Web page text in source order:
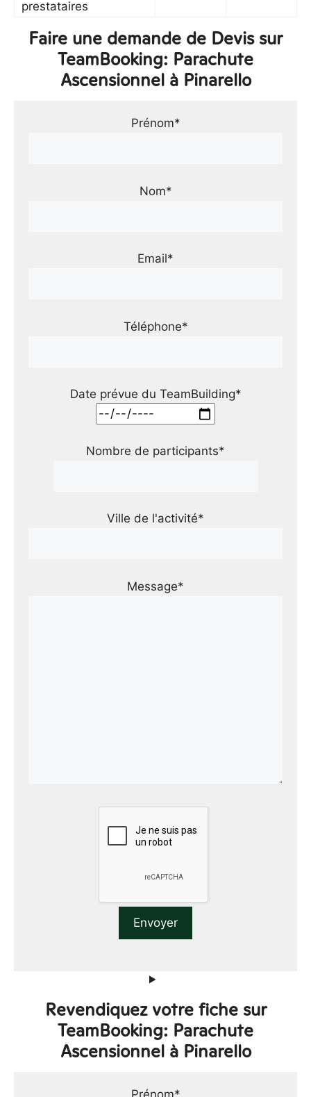
prestataires
Faire une demande de Devis sur
TeamBooking: Parachute
Ascensionnel à Pinarello
Prénom*
Nom*
Email*
Téléphone*
Date prévue du TeamBuilding*
Nombre de participants*
Ville de l'activité*
Message*
Revendiquez votre fiche sur
TeamBooking: Parachute
Ascensionnel à Pinarello
Prénom*